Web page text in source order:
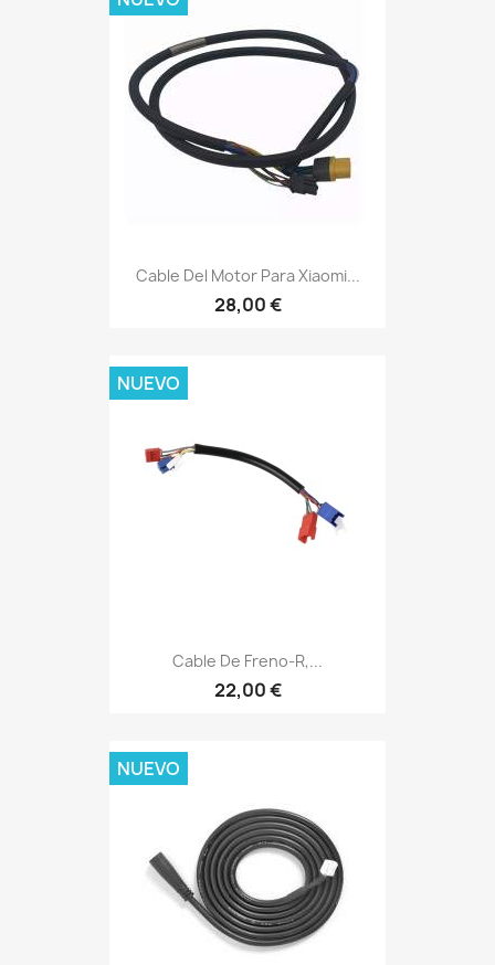
Cable Del Motor Para Xiaomi...
28,00 €
Cable De Freno-R,...
22,00 €
NUEVO
NUEVO